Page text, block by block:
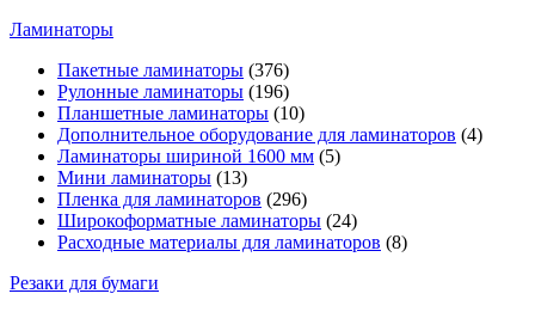
Ламинаторы
Пакетные ламинаторы (376)
Рулонные ламинаторы (196)
Планшетные ламинаторы (10)
Дополнительное оборудование для ламинаторов (4)
Ламинаторы шириной 1600 мм (5)
Мини ламинаторы (13)
Пленка для ламинаторов (296)
Широкоформатные ламинаторы (24)
Расходные материалы для ламинаторов (8)
Резаки для бумаги